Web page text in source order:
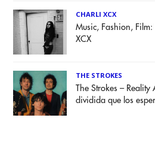
CHARLI XCX
Music, Fashion,
XCX
THE STROKES
The Strokes –
dividida que los